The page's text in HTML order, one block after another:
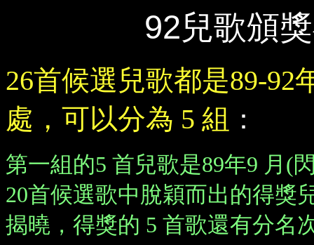
92兒歌頒
26首候選兒歌都是89-92
處，可以分為 5 組 ：
第一組的5 首兒歌是89年9 月(
20首候選歌中脫穎而出的得獎
揭曉，得獎的 5 首歌還有分名